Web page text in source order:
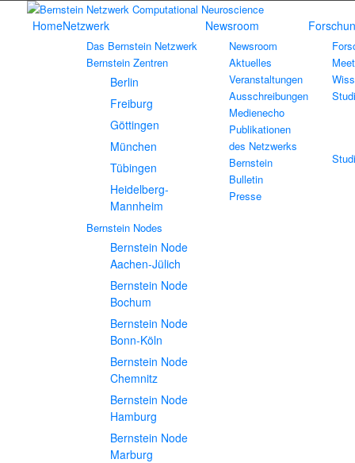
HomeNetzwerk
Das Bernstein Netzwerk
Bernstein Zentren
Berlin
Freiburg
Göttingen
München
Tübingen
Heidelberg-
Mannheim
Bernstein Nodes
Bernstein Node
Aachen-Jülich
Bernstein Node
Bochum
Bernstein Node
Bonn-Köln
Bernstein Node
Chemnitz
Bernstein Node
Hamburg
Bernstein Node
Marburg
Newsroom
Newsroom
Aktuelles
Veranstaltungen
Ausschreibungen
Medienecho
Publikationen
des Netzwerks
Bernstein
Bulletin
Presse